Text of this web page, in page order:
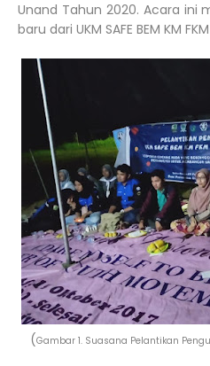
Unand Tahun 2020. Acara ini
baru dari UKM SAFE BEM KM
(Gambar 1. Suasana Pelantikan